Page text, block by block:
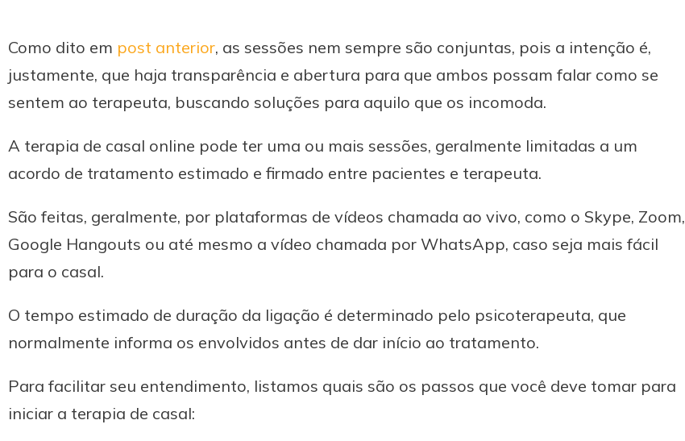
Como dito em post anterior, as sessões nem sempre são conjuntas, pois a intenção é,
justamente, que haja transparência e abertura para que ambos possam falar como se
sentem ao terapeuta, buscando soluções para aquilo que os incomoda.
A terapia de casal online pode ter uma ou mais sessões, geralmente limitadas a um
acordo de tratamento estimado e firmado entre pacientes e terapeuta.
São feitas, geralmente, por plataformas de vídeos chamada ao vivo, como o Skype, Zoom,
Google Hangouts ou até mesmo a vídeo chamada por WhatsApp, caso seja mais fácil
para o casal.
O tempo estimado de duração da ligação é determinado pelo psicoterapeuta, que
normalmente informa os envolvidos antes de dar início ao tratamento.
Para facilitar seu entendimento, listamos quais são os passos que você deve tomar para
iniciar a terapia de casal: